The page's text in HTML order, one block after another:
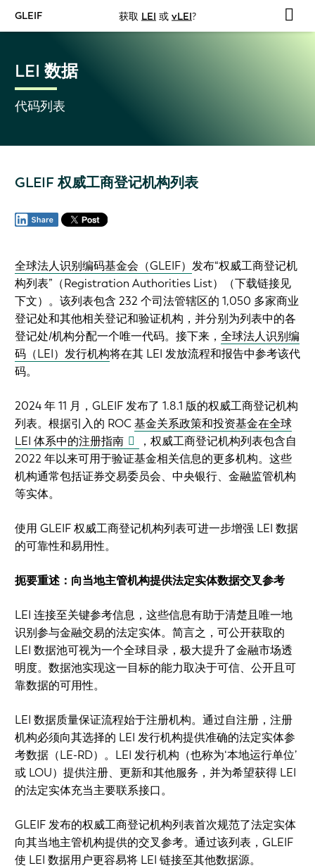
GLEIF 获取 LEI 或 vLEI?
LEI 数据
代码列表
GLEIF 权威工商登记机构列表
全球法人识别编码基金会（GLEIF） 发布“权威工商登记机
构列表”（Registration Authorities List）
（下载链接见
下文）。该列表包含 232 个司法管辖区的 1,050 多家商业
登记处和其他相关登记和验证机构，并分别为列表中的各
登记处/机构分配一个唯一代码。接下来， 全球法人识别编
码（LEI）发行机构将在其 LEI 发放流程和报告中参考该代
码。
2024 年 11 月，GLEIF 发布了 1.8.1 版的权威工商登记机构
列表。根据引入的 ROC基金关系政策和投资基金在全球
LEI 体系中的注册指南
，权威工商登记机构列表包含自
2022 年以来可用于验证基金相关信息的更多机构。这些
机构通常包括证券交易委员会、中央银行、金融监管机构
等实体。
使用 GLEIF 权威工商登记机构列表可进一步增强 LEI 数据
的可靠性和易用性。
扼要重述：向当地主管机构提供法定实体数据交叉参考
LEI 连接至关键参考信息，这些信息有助于清楚且唯一地
识别参与金融交易的法定实体。简言之，可公开获取的
LEI 数据池可视为一个全球目录，极大提升了金融市场透
明度。数据池实现这一目标的能力取决于可信、公开且可
靠数据的可用性。
LEI 数据质量保证流程始于注册机构。通过自注册，注册
机构必须向其选择的 LEI 发行机构提供准确的法定实体参
考数据（LE-RD）。LEI 发行机构（也称为‘本地运行单位’
或 LOU）提供注册、更新和其他服务，并为希望获得 LEI
的法定实体充当主要联系接口。
GLEIF 发布的权威工商登记机构列表首次规范了法定实体
向其当地主管机构提供的交叉参考。通过该列表，GLEIF
使 LEI 数据用户更容易将 LEI 链接至其他数据源。